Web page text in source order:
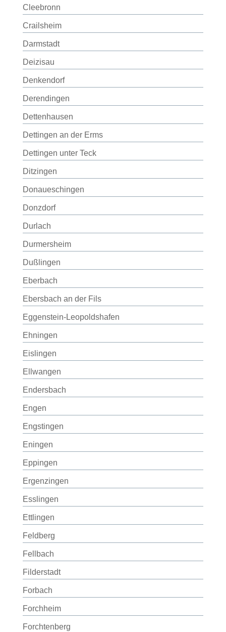
Cleebronn
Crailsheim
Darmstadt
Deizisau
Denkendorf
Derendingen
Dettenhausen
Dettingen an der Erms
Dettingen unter Teck
Ditzingen
Donaueschingen
Donzdorf
Durlach
Durmersheim
Dußlingen
Eberbach
Ebersbach an der Fils
Eggenstein-Leopoldshafen
Ehningen
Eislingen
Ellwangen
Endersbach
Engen
Engstingen
Eningen
Eppingen
Ergenzingen
Esslingen
Ettlingen
Feldberg
Fellbach
Filderstadt
Forbach
Forchheim
Forchtenberg